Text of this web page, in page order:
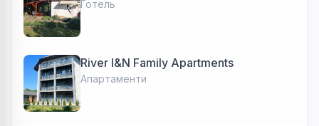
Готель
River I&N Family Apartments
Апартаменти